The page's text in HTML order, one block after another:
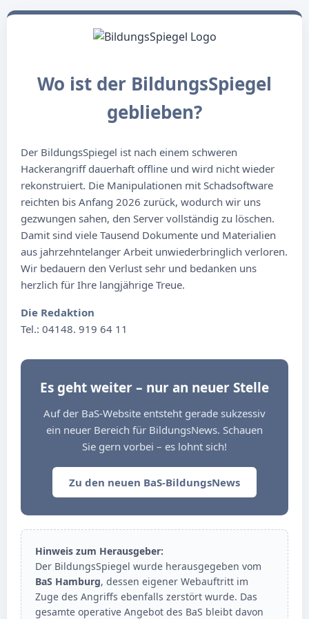
Wo ist der BildungsSpiegel
geblieben?
Der BildungsSpiegel ist nach einem schweren
Hackerangriff dauerhaft offline und wird nicht wieder
rekonstruiert. Die Manipulationen mit Schadsoftware
reichten bis Anfang 2026 zurück, wodurch wir uns
gezwungen sahen, den Server vollständig zu löschen.
Damit sind viele Tausend Dokumente und Materialien
aus jahrzehntelanger Arbeit unwiederbringlich verloren.
Wir bedauern den Verlust sehr und bedanken uns
herzlich für Ihre langjährige Treue.
Die Redaktion
Tel.: 04148. 919 64 11
Es geht weiter – nur an neuer Stelle
Auf der BaS-Website entsteht gerade sukzessiv
ein neuer Bereich für BildungsNews. Schauen
Sie gern vorbei – es lohnt sich!
Zu den neuen BaS-BildungsNews
Hinweis zum Herausgeber:
Der BildungsSpiegel wurde herausgegeben vom
BaS Hamburg, dessen eigener Webauftritt im
Zuge des Angriffs ebenfalls zerstört wurde. Das
gesamte operative Angebot des BaS bleibt davon